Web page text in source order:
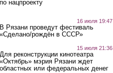
по нацпроекту
16 июля 19:47
В Рязани проведут фестиваль
«Сделано/рождён в СССР»
15 июля 21:36
Для реконструкции кинотеатра
«Октябрь» мэрия Рязани ждет
областных или федеральных денег